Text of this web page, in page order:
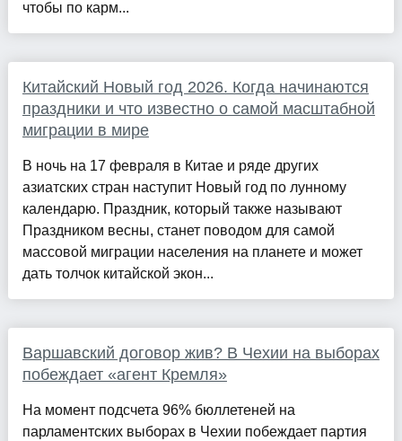
чтобы по карм...
Китайский Новый год 2026. Когда начинаются
праздники и что известно о самой масштабной
миграции в мире
В ночь на 17 февраля в Китае и ряде других
азиатских стран наступит Новый год по лунному
календарю. Праздник, который также называют
Праздником весны, станет поводом для самой
массовой миграции населения на планете и может
дать толчок китайской экон...
Варшавский договор жив? В Чехии на выборах
побеждает «агент Кремля»
На момент подсчета 96% бюллетеней на
парламентских выборах в Чехии побеждает партия